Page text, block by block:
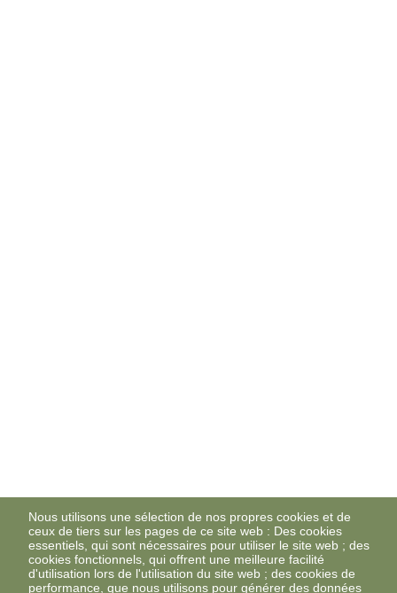
Nous utilisons une sélection de nos propres cookies et de
ceux de tiers sur les pages de ce site web : Des cookies
essentiels, qui sont nécessaires pour utiliser le site web ; des
cookies fonctionnels, qui offrent une meilleure facilité
d'utilisation lors de l'utilisation du site web ; des cookies de
performance, que nous utilisons pour générer des données